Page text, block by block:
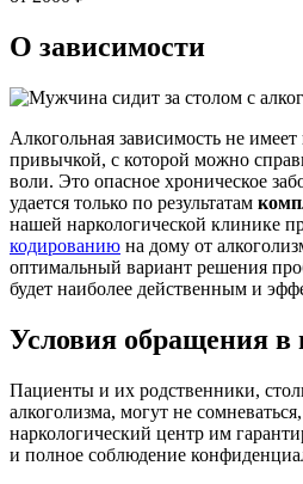
О зависимости
Алкогольная зависимость не
привычкой, с которой можно
воли. Это опасное хроническое
удается только по результатам
нашей наркологической клинике
кодированию на дому от
оптимальный вариант решения
будет наиболее действенным и
Условия обращения
Пациенты и их родственники,
алкоголизма, могут не
наркологический центр им
и полное соблюдение